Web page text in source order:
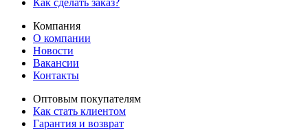
Как сделать заказ?
Компания
О компании
Новости
Вакансии
Контакты
Оптовым покупателям
Как стать клиентом
Гарантия и возврат